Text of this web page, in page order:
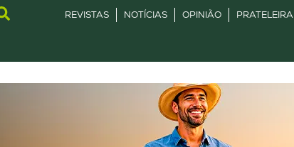
REVISTAS NOTÍCIAS OPINIÃO PRATELEIRA